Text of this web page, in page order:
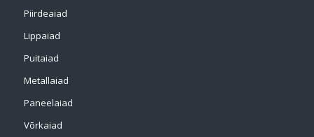
Piirdeaiad
Lippaiad
Puitaiad
Metallaiad
Paneelaiad
Võrkaiad